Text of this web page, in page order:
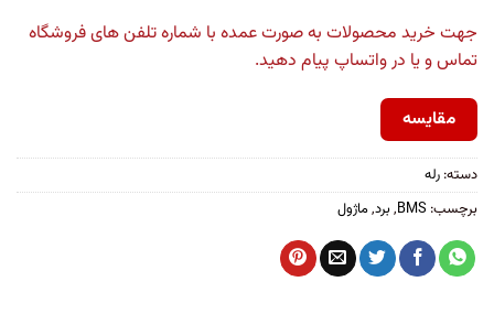
جهت خرید محصولات به صورت عمده با شماره تلفن های فروشگاه
تماس و یا در واتساپ پیام دهید.
مقایسه
دسته: رله
برچسب: BMS
,برد,ماژول